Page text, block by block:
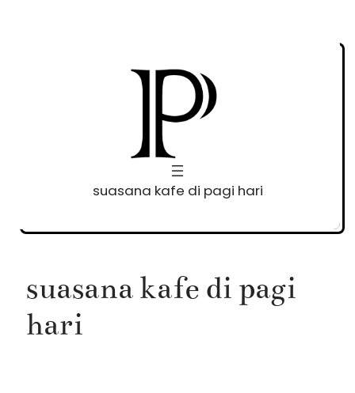
suasana kafe di pagi hari
suasana kafe di pagi
hari